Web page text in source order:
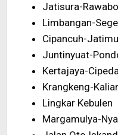
Jatisura-
Limbangan-
Cipancuh-
Juntinyuat-
Kertajaya-
Krangkeng-
Lingkar Kebulen
Margamulya-